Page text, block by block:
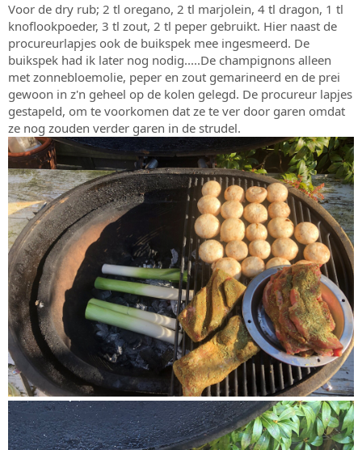
Voor de dry rub; 2 tl oregano, 2 tl marjolein, 4 tl dragon, 1 tl
knoflookpoeder, 3 tl zout, 2 tl peper gebruikt. Hier naast de
procureurlapjes ook de buikspek mee ingesmeerd. De
buikspek had ik later nog nodig.....De champignons alleen
met zonnebloemolie, peper en zout gemarineerd en de prei
gewoon in z'n geheel op de kolen gelegd. De procureur lapjes
gestapeld, om te voorkomen dat ze te ver door garen omdat
ze nog zouden verder garen in de strudel.